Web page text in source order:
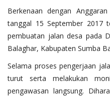
Berkenaan dengan
tanggal 15 September 2017
pembuatan jalan desa pada
Balaghar, Kabupaten Sumba
Selama proses pengerjaan
turut serta melakukan
pengawasan langsung.